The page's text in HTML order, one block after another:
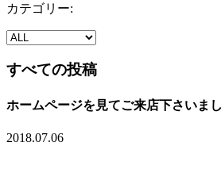
カテゴリー:
すべての投稿
ホームページを見てご来店下さいま
2018.07.06